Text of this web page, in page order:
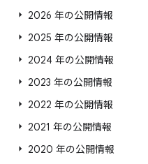
2026 年の公開情報
2025 年の公開情報
2024 年の公開情報
2023 年の公開情報
2022 年の公開情報
2021 年の公開情報
2020 年の公開情報